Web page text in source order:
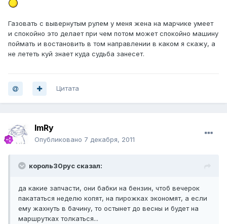
Газовать с вывернутым рулем у меня жена на марчике умеет
и спокойно это делает при чем потом может спокойно машину
поймать и востановить в том направлении в каком я скажу, а
не лететь куй знает куда судьба занесет.
Цитата
ImRy
Опубликовано 7 декабря, 2011
король30рус сказал:
да какие запчасти, они бабки на бензин, чтоб вечерок
пакататься неделю копят, на пирожках экономят, а если
ему жахнуть в бачину, то остынет до весны и будет на
маршрутках толкаться...